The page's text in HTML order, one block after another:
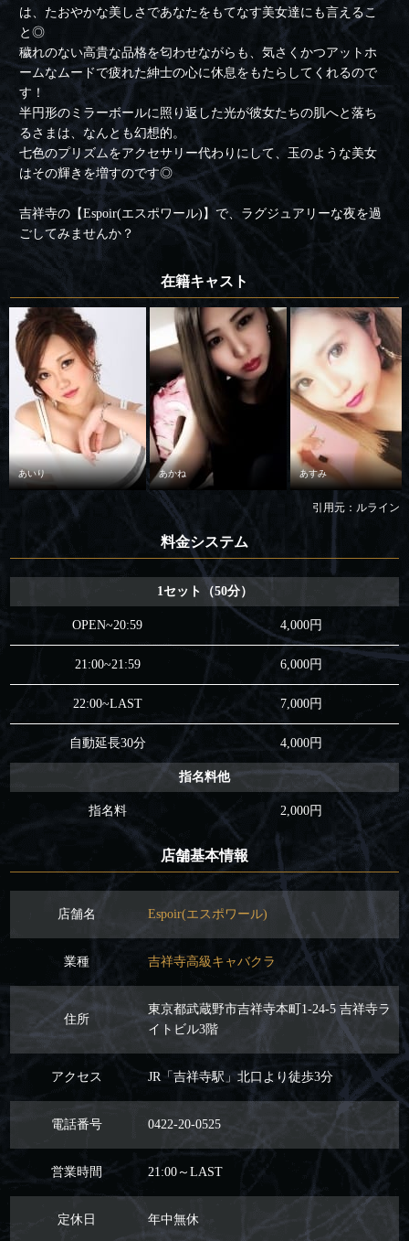
は、たおやかな美しさであなたをもてなす美女達にも言えるこ
と◎
穢れのない高貴な品格を匂わせながらも、気さくかつアットホ
ームなムードで疲れた紳士の心に休息をもたらしてくれるので
す！
半円形のミラーボールに照り返した光が彼女たちの肌へと落ち
るさまは、なんとも幻想的。
七色のプリズムをアクセサリー代わりにして、玉のような美女
はその輝きを増すのです◎
吉祥寺の【Espoir(エスポワール)】で、ラグジュアリーな夜を過
ごしてみませんか？
在籍キャスト
あいり あかね あすみ
引用元：ルライン
料金システム
1セット（50分）
OPEN~20:59 4,000円
21:00~21:59 6,000円
22:00~LAST 7,000円
自動延長30分 4,000円
指名料他
指名料 2,000円
店舗基本情報
店舗名 Espoir(エスポワール)
業種 吉祥寺高級キャバクラ
住所
東京都武蔵野市吉祥寺本町1-24-5 吉祥寺ラ
イトビル3階
アクセス JR「吉祥寺駅」北口より徒歩3分
電話番号 0422-20-0525
営業時間 21:00～LAST
定休日 年中無休